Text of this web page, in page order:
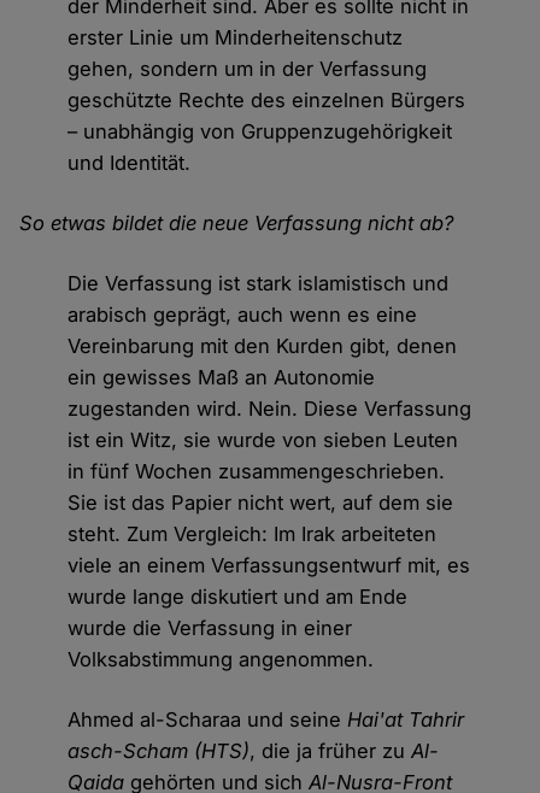
der Minderheit sind. Aber es sollte nicht in
erster Linie um Minderheitenschutz
gehen, sondern um in der Verfassung
geschützte Rechte des einzelnen Bürgers
– unabhängig von Gruppenzugehörigkeit
und Identität.
So etwas bildet die neue Verfassung nicht ab?
Die Verfassung ist stark islamistisch und
arabisch geprägt, auch wenn es eine
Vereinbarung mit den Kurden gibt, denen
ein gewisses Maß an Autonomie
zugestanden wird. Nein. Diese Verfassung
ist ein Witz, sie wurde von sieben Leuten
in fünf Wochen zusammengeschrieben.
Sie ist das Papier nicht wert, auf dem sie
steht. Zum Vergleich: Im Irak arbeiteten
viele an einem Verfassungsentwurf mit, es
wurde lange diskutiert und am Ende
wurde die Verfassung in einer
Volksabstimmung angenommen.
Ahmed al-Scharaa und seineHai'at Tahrir
asch-Scham (HTS), die ja früher zu Al-
Qaida gehörten und sichAl-Nusra-Front